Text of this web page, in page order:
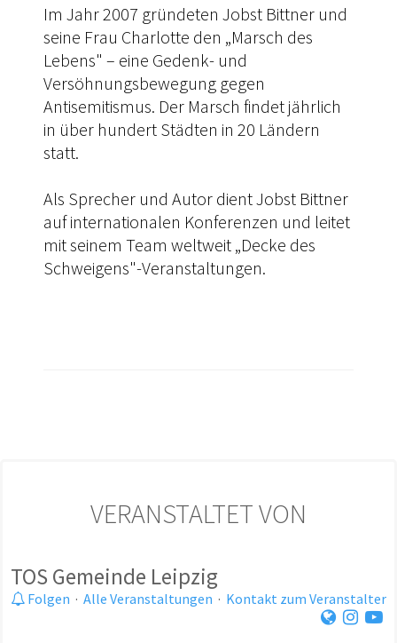
Im Jahr 2007 gründeten Jobst Bittner und
seine Frau Charlotte den „Marsch des
Lebens" – eine Gedenk- und
Versöhnungsbewegung gegen
Antisemitismus. Der Marsch findet jährlich
in über hundert Städten in 20 Ländern
statt.
Als Sprecher und Autor dient Jobst Bittner
auf internationalen Konferenzen und leitet
mit seinem Team weltweit „Decke des
Schweigens"-Veranstaltungen.
VERANSTALTET VON
TOS Gemeinde Leipzig
Folgen · Alle Veranstaltungen · Kontakt zum Veranstalter